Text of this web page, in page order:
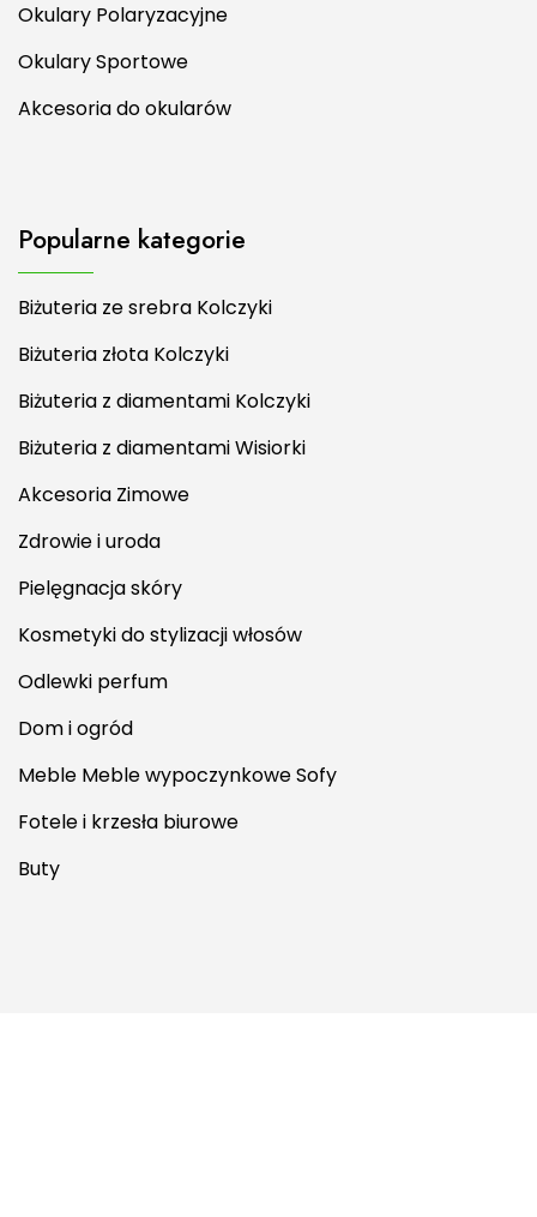
Okulary Polaryzacyjne
Okulary Sportowe
Akcesoria do okularów
Popularne kategorie
Biżuteria ze srebra Kolczyki
Biżuteria złota Kolczyki
Biżuteria z diamentami Kolczyki
Biżuteria z diamentami Wisiorki
Akcesoria Zimowe
Zdrowie i uroda
Pielęgnacja skóry
Kosmetyki do stylizacji włosów
Odlewki perfum
Dom i ogród
Meble Meble wypoczynkowe Sofy
Fotele i krzesła biurowe
Buty